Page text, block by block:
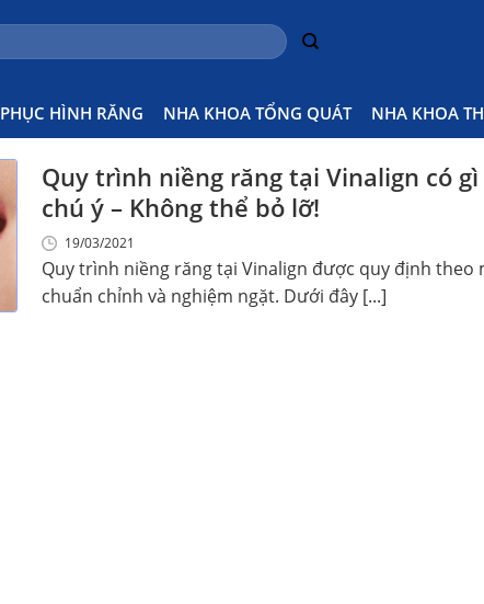
PHỤC HÌNH RĂNG NHA KHOA TỔNG QUÁT NHA KHOA
Có Mấy Bước
Quy trình niềng răng tại Vinalign có
chú ý – Không thể bỏ lỡ!
19/03/2021
Quy trình niềng răng tại Vinalign được quy định
chuẩn chỉnh và nghiệm ngặt. Dưới đây [...]